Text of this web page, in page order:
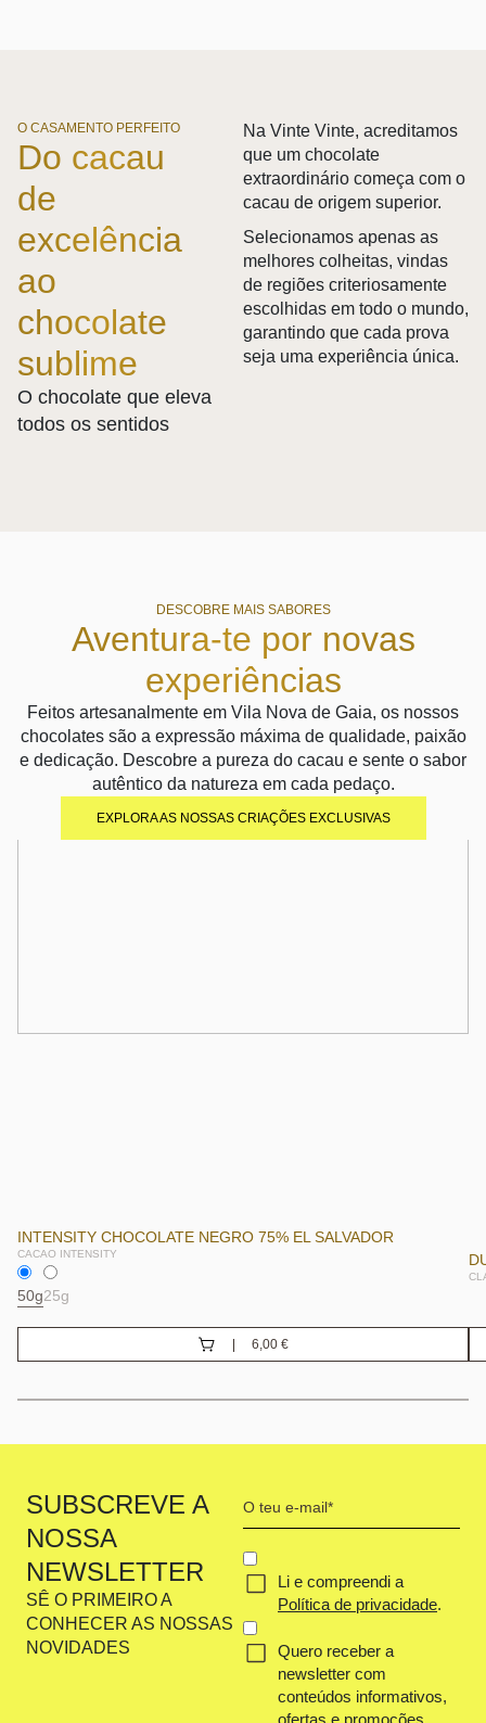
O CASAMENTO PERFEITO
Do cacau
de
excelência
ao
chocolate
sublime
O chocolate que eleva
todos os sentidos
Na Vinte Vinte, acreditamos
que um chocolate
extraordinário começa com o
cacau de origem superior.
Selecionamos apenas as
melhores colheitas, vindas
de regiões criteriosamente
escolhidas em todo o mundo,
garantindo que cada prova
seja uma experiência única.
DESCOBRE MAIS SABORES
Aventura-te por novas
experiências
Feitos artesanalmente em Vila Nova de Gaia, os nossos
chocolates são a expressão máxima de qualidade, paixão
e dedicação. Descobre a pureza do cacau e sente o sabor
autêntico da natureza em cada pedaço.
EXPLORA AS NOSSAS CRIAÇÕES EXCLUSIVAS
INTENSITY CHOCOLATE NEGRO 75% EL SALVADOR
CACAO INTENSITY
50g25g
6,00 €
SUBSCREVE A
NOSSA
NEWSLETTER
SÊ O PRIMEIRO A
CONHECER AS NOSSAS
NOVIDADES
Your
CONCENT
(OBRIGATÓRIO)
Li e compreendi a
Política de privacidade.
Quero receber a
newsletter com
conteúdos informativos,
ofertas e promoções